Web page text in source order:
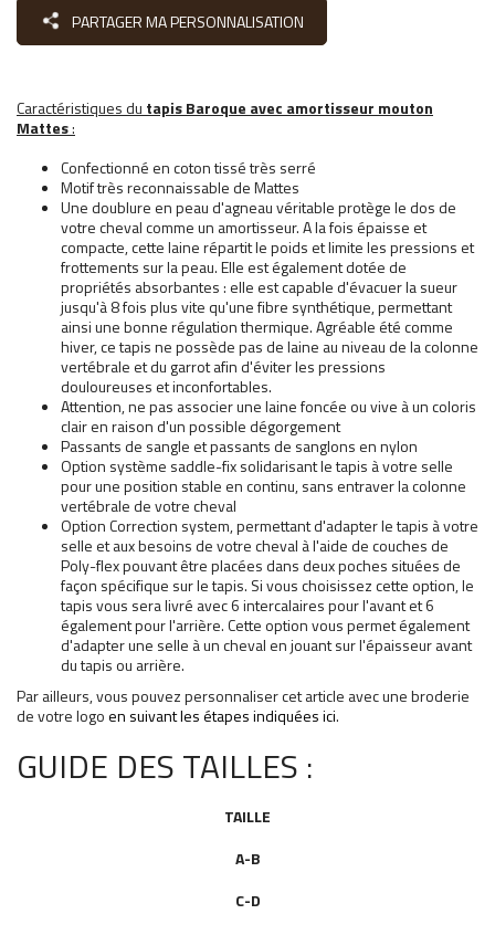
PARTAGER MA PERSONNALISATION
Caractéristiques du tapis Baroque avec amortisseur mouton
Mattes:
Confectionné en coton tissé très serré
Motif très reconnaissable de Mattes
Une doublure en peau d'agneau véritable protège le dos de
votre cheval comme un amortisseur. A la fois épaisse et
compacte, cette laine répartit le poids et limite les pressions et
frottements sur la peau. Elle est également dotée de
propriétés absorbantes : elle est capable d'évacuer la sueur
jusqu'à 8 fois plus vite qu'une fibre synthétique, permettant
ainsi une bonne régulation thermique. Agréable été comme
hiver, ce tapis ne possède pas de laine au niveau de la colonne
vertébrale et du garrot afin d'éviter les pressions
douloureuses et inconfortables.
Attention, ne pas associer une laine foncée ou vive à un coloris
clair en raison d'un possible dégorgement
Passants de sangle et passants de sanglons en nylon
Option système saddle-fix solidarisant le tapis à votre selle
pour une position stable en continu, sans entraver la colonne
vertébrale de votre cheval
Option Correction system, permettant d'adapter le tapis à votre
selle et aux besoins de votre cheval à l'aide de couches de
Poly-flex pouvant être placées dans deux poches situées de
façon spécifique sur le tapis. Si vous choisissez cette option, le
tapis vous sera livré avec 6 intercalaires pour l'avant et 6
également pour l'arrière. Cette option vous permet également
d'adapter une selle à un cheval en jouant sur l'épaisseur avant
du tapis ou arrière.
Par ailleurs, vous pouvez personnaliser cet article avec une broderie
de votre logoen suivant les étapes indiquées ici.
GUIDE DES TAILLES :
TAILLE
A-B
C-D